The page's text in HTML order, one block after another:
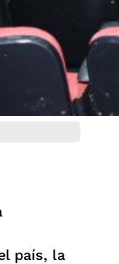
país, la